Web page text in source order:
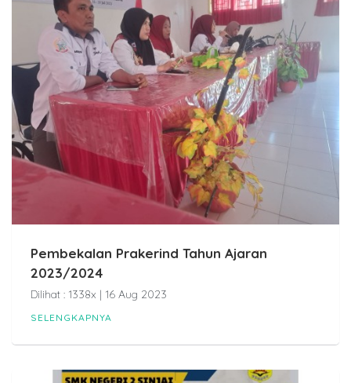
Pembekalan Prakerind Tahun Ajaran
2023/2024
Dilihat : 1338x | 16 Aug 2023
SELENGKAPNYA